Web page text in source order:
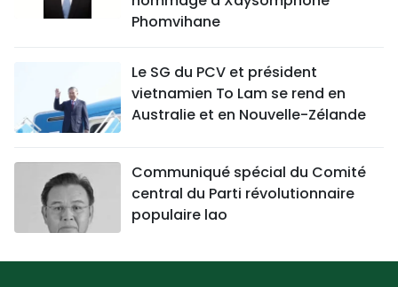
Phomvihane
Le SG du PCV et président
vietnamien To Lam se rend en
Australie et en Nouvelle-Zélande
Communiqué spécial du Comité
central du Parti révolutionnaire
populaire lao